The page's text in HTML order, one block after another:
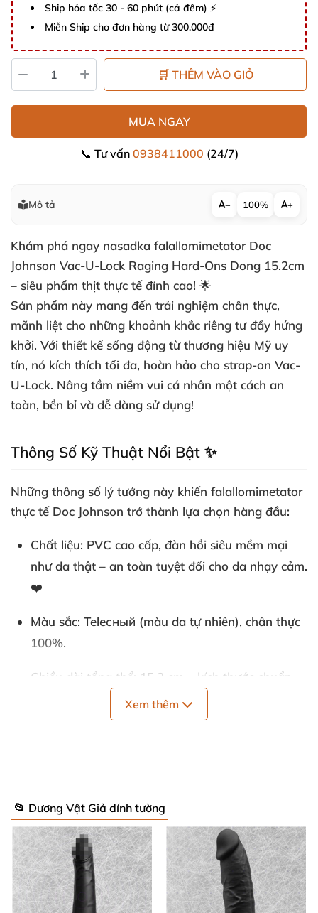
Ship hỏa tốc 30 - 60 phút (cả đêm) ⚡
Miễn Ship cho đơn hàng từ 300.000đ
🛒 THÊM VÀO GIỎ
MUA NGAY
📞 Tư vấn 0938411000 (24/7)
Mô tả − 100% +
Khám phá ngay nasadka falallomimetator Doc
Johnson Vac-U-Lock Raging Hard-Ons Dong 15.2cm
– siêu phẩm thịt thực tế đỉnh cao! 🌟
Sản phẩm này mang đến trải nghiệm chân thực,
mãnh liệt cho những khoảnh khắc riêng tư đầy hứng
khởi. Với thiết kế sống động từ thương hiệu Mỹ uy
tín, nó kích thích tối đa, hoàn hảo cho strap-on Vac-
U-Lock. Nâng tầm niềm vui cá nhân một cách an
toàn, bền bỉ và dễ dàng sử dụng!
Thông Số Kỹ Thuật Nổi Bật ✨
Những thông số lý tưởng này khiến falallomimetator
thực tế Doc Johnson trở thành lựa chọn hàng đầu:
Chất liệu: PVC cao cấp, đàn hồi siêu mềm mại
như da thật – an toàn tuyệt đối cho da nhạy cảm.
❤️
Màu sắc: Telесный (màu da tự nhiên), chân thực
100%.
Chiều dài tổng thể: 15.2 cm – kích thước chuẩn
mực, dễ kiểm soát mọi lúc.
cảm giác đầy đặn mà không hề khó chịu.
Trọng lượng: Chỉ 140g – nhẹ tênh, tiện lợi mang
theo.
Rung: Không – tập trung kích thích tự nhiên,
Xem thêm
📂 Dương Vật Giả dính tường